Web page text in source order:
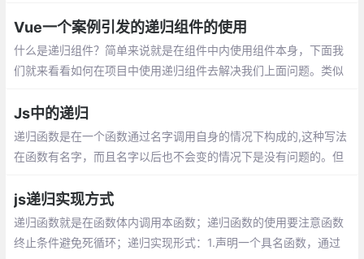
Vue一个案例引发的递归组件的使用
什么是递归组件？简单来说就是在组件中内使用组件本身，下面我
们就来看看如何在项目中使用递归组件去解决我们上面问题。类似
归组件可以很好的去解决问题
Js中的递归
递归函数是在一个函数通过名字调用自身的情况下构成的,这种写法
在函数有名字，而且名字以后也不会变的情况下是没有问题的。但
js递归实现方式
递归函数就是在函数体内调用本函数；递归函数的使用要注意函数
终止条件避免死循环；递归实现形式：1.声明一个具名函数，通过